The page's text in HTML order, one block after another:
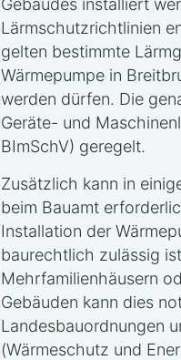
Gebäudes installiert
Lärmschutzrichtlinien
gelten bestimmte
Wärmepumpe in
werden dürfen. Die
Geräte- und
BImSchV) geregelt.
Zusätzlich kann in
beim Bauamt
Installation der
baurechtlich zulässig
Mehrfamilienhäusern
Gebäuden kann dies
Landesbauordnungen
(Wärmeschutz und